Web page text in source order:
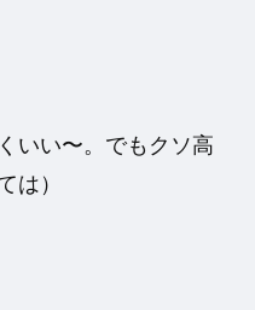
いい〜。でもクソ高
は）